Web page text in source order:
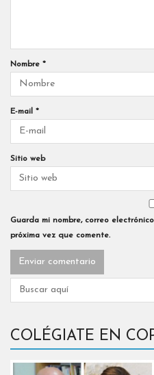
Nombre *
E-mail *
Sitio web
Guarda mi nombre, correo
próxima vez que comente.
COLÉGIATE EN